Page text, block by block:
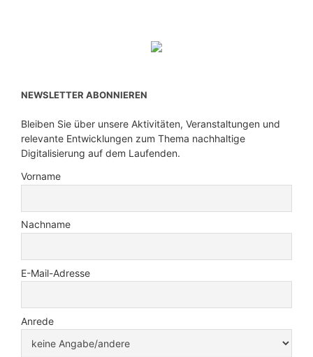
NEWSLETTER ABONNIEREN
Bleiben Sie über unsere Aktivitäten, Veranstaltungen und
relevante Entwicklungen zum Thema nachhaltige
Digitalisierung auf dem Laufenden.
Vorname
Nachname
E-Mail-Adresse
Anrede